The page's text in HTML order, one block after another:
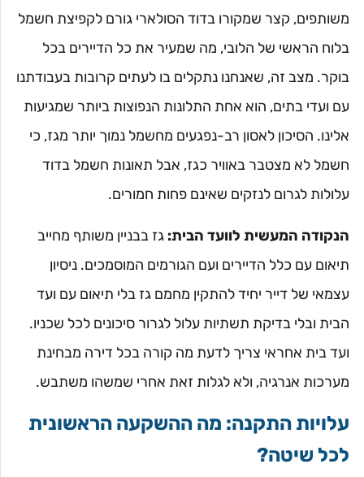
משותפים, קצר שמקורו בדוד הסולארי גורם לקפיצת חשמל
בלוח הראשי של הלובי, מה שמעיר את כל הדיירים בכל
בוקר. מצב זה, שאנחנו נתקלים בו לעתים קרובות בעבודתנו
עם ועדי בתים, הוא אחת התלונות הנפוצות ביותר שמגיעות
אלינו. הסיכון לאסון רב-נפגעים מחשמל נמוך יותר מגז, כי
חשמל לא מצטבר באוויר כגז, אבל תאונות חשמל בדוד
עלולות לגרום לנזקים שאינם פחות חמורים.
הנקודה המעשית לוועד הבית: גז בבניין משותף מחייב
תיאום עם כלל הדיירים ועם הגורמים המוסמכים. ניסיון
עצמאי של דייר יחיד להתקין מחמם גז בלי תיאום עם ועד
הבית ובלי בדיקת תשתיות עלול לגרור סיכונים לכל שכניו.
ועד בית אחראי צריך לדעת מה קורה בכל דירה מבחינת
מערכות אנרגיה, ולא לגלות זאת אחרי שמשהו משתבש.
עלויות התקנה: מה ההשקעה הראשונית
לכל שיטה?